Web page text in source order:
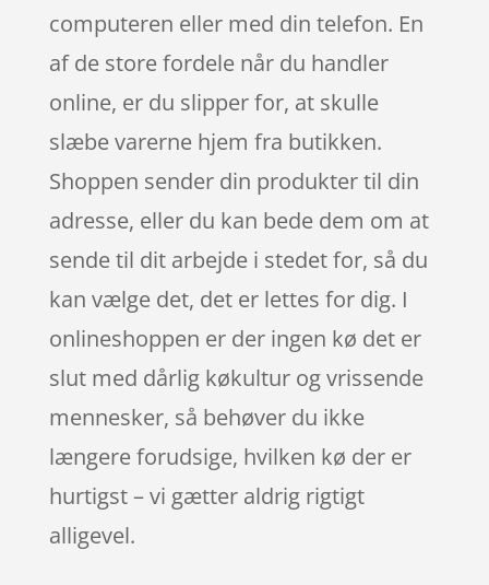
computeren eller med din telefon. En
af de store fordele når du handler
online, er du slipper for, at skulle
slæbe varerne hjem fra butikken.
Shoppen sender din produkter til din
adresse, eller du kan bede dem om at
sende til dit arbejde i stedet for, så du
kan vælge det, det er lettes for dig. I
onlineshoppen er der ingen kø det er
slut med dårlig køkultur og vrissende
mennesker, så behøver du ikke
længere forudsige, hvilken kø der er
hurtigst – vi gætter aldrig rigtigt
alligevel.